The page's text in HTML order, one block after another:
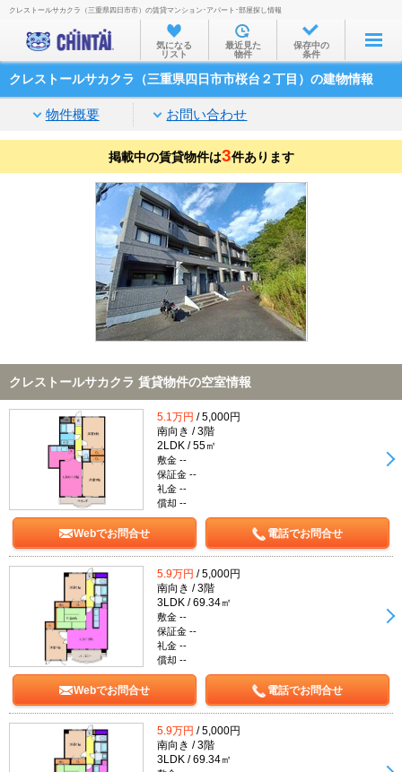
お部屋を探す
沿線・駅から
家賃相場から
通勤通学時間から
物件特集から
不動産会社から
TOP
クレストールサカクラ（三重県四日市市）の賃貸マンション･アパート･部屋探し情報
気になる
リスト
最近見た
物件
保存中の
条件
クレストールサカクラ（三重県四日市市桜台２丁目）の建物情報
物件概要 お問い合わせ
掲載中の賃貸物件は3件あります
クレストールサカクラ 賃貸物件の空室情報
5.1万円 / 5,000円
南向き / 3階
2LDK / 55㎡
敷金 --
保証金 --
礼金 --
償却 --
Webでお問合せ 電話でお問合せ
5.9万円 / 5,000円
南向き / 3階
3LDK / 69.34㎡
敷金 --
保証金 --
礼金 --
償却 --
Webでお問合せ 電話でお問合せ
5.9万円 / 5,000円
南向き / 3階
3LDK / 69.34㎡